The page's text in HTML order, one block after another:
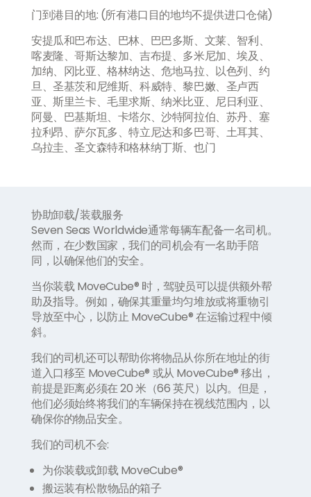
门到港目的地: (所有港口目的地均不提供进口仓储)
安提瓜和巴布达、巴林、巴巴多斯、文莱、智利、
喀麦隆、哥斯达黎加、吉布提、多米尼加、埃及、
加纳、冈比亚、格林纳达、危地马拉、以色列、约
旦、圣基茨和尼维斯、科威特、黎巴嫩、圣卢西
亚、斯里兰卡、毛里求斯、纳米比亚、尼日利亚、
阿曼、巴基斯坦、卡塔尔、沙特阿拉伯、苏丹、塞
拉利昂、萨尔瓦多、特立尼达和多巴哥、土耳其、
乌拉圭、圣文森特和格林纳丁斯、也门
协助卸载/装载服务
Seven Seas Worldwide通常每辆车配备一名司机。
然而，在少数国家，我们的司机会有一名助手陪
同，以确保他们的安全。
当你装载 MoveCube® 时，驾驶员可以提供额外帮
助及指导。例如，确保其重量均匀堆放或将重物引
导放至中心，以防止 MoveCube® 在运输过程中倾
斜。
我们的司机还可以帮助你将物品从你所在地址的街
道入口移至 MoveCube® 或从 MoveCube® 移出，
前提是距离必须在 20 米（66 英尺）以内。但是，
他们必须始终将我们的车辆保持在视线范围内，以
确保你的物品安全。
我们的司机不会:
为你装载或卸载 MoveCube®
搬运装有松散物品的箱子